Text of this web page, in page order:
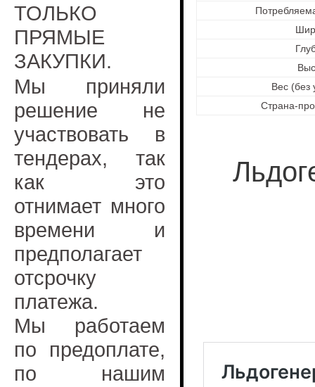
ТОЛЬКО
ПРЯМЫЕ
ЗАКУПКИ.
Мы приняли
решение не
участвовать в
тендерах, так
как это
отнимает много
времени и
предполагает
отсрочку
платежа.
Мы работаем
по предоплате,
по нашим
Вес (без
Страна-